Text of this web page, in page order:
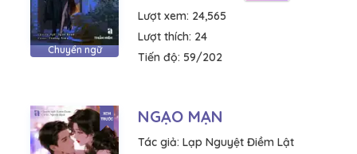
Chuyển ngữ
Lượt xem: 24,565
Lượt thích: 24
Tiến độ: 59/202
NGẠO MẠN
Tác giả: Lạp Nguyệt Điềm Lật